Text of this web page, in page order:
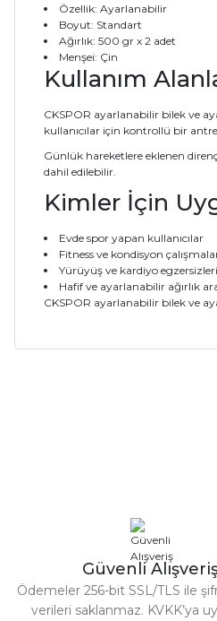
Özellik: Ayarlanabilir
Boyut: Standart
Ağırlık: 500 gr x 2 adet
Menşei: Çin
Kullanım
CKSPOR ayarlanabilir bilek ve
kullanıcılar için kontrollü bir
Günlük hareketlere eklenen
dahil edilebilir.
Kimler İçin
Evde spor yapan kullanıcılar
Fitness ve kondisyon
Yürüyüş ve kardiyo
Hafif ve ayarlanabilir ağırlık
CKSPOR ayarlanabilir bilek ve
Ürün fiyatı diğer sitelerden
Bu ürüne benzer farklı
Güvenli
Ödemeler 256-bit SSL/TLS ile
verileri saklanmaz. KVKK’ya